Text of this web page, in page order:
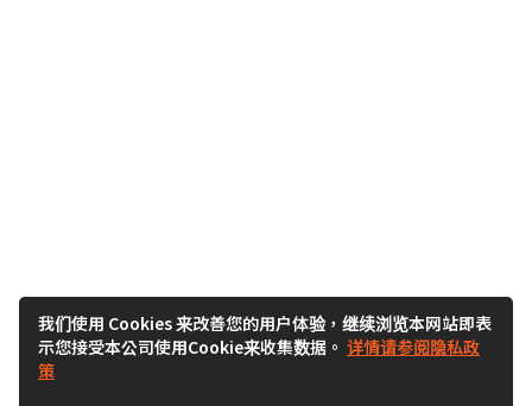
我们使用 Cookies 来改善您的用户体验，继续浏览本网站即表
示您接受本公司使用Cookie来收集数据。 详情请参阅隐私政
策